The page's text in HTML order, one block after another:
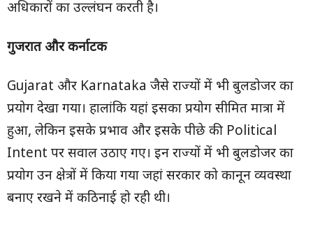
अधिकारों का उल्लंघन करती है।
गुजरात और कर्नाटक
Gujarat और Karnataka जैसे राज्यों में भी बुलडोजर का
प्रयोग देखा गया। हालांकि यहां इसका प्रयोग सीमित मात्रा में
हुआ, लेकिन इसके प्रभाव और इसके पीछे की Political
Intent पर सवाल उठाए गए। इन राज्यों में भी बुलडोजर का
प्रयोग उन क्षेत्रों में किया गया जहां सरकार को कानून व्यवस्था
बनाए रखने में कठिनाई हो रही थी।